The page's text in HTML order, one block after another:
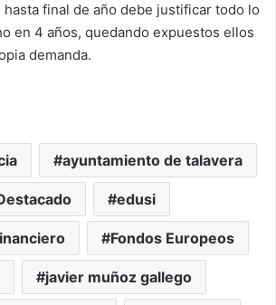
hasta final de año debe justificar todo lo
en 4 años, quedando expuestos ellos
demanda.
ayuntamiento de talavera
edusi
Fondos Europeos
javier muñoz gallego